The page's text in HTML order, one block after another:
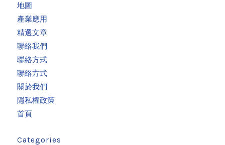
地圖
產業應用
精選文章
聯絡我們
聯絡方式
聯絡方式
關於我們
隱私權政策
首頁
Categories